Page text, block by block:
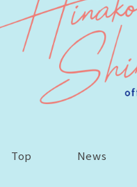
Top News